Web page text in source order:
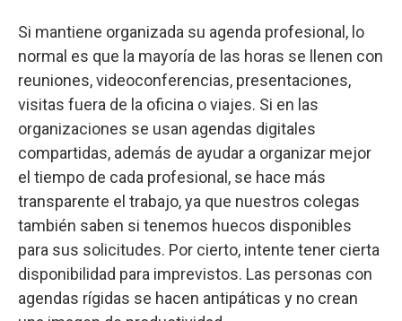
Si mantiene organizada su agenda profesional, lo
normal es que la mayoría de las horas se llenen con
reuniones, videoconferencias, presentaciones,
visitas fuera de la oficina o viajes. Si en las
organizaciones se usan agendas digitales
compartidas, además de ayudar a organizar mejor
el tiempo de cada profesional, se hace más
transparente el trabajo, ya que nuestros colegas
también saben si tenemos huecos disponibles
para sus solicitudes. Por cierto, intente tener cierta
disponibilidad para imprevistos. Las personas con
agendas rígidas se hacen antipáticas y no crean